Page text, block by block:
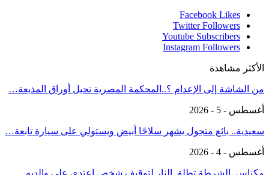
Facebook Likes
Twitter Followers
Youtube Subscribers
Instagram Followers
الأكثر مشاهدة
من الشاشة إلى الإعدام ؟..المحكمة المصرية تحيل أوراق المذيعة…
أغسطس - 5 - 2026
سعيدية.. بائع متجول يشهر سلاحًا أبيض ويستولي على سيارة تابعة…
أغسطس - 4 - 2026
مكناس..الشرطة تطلق النار لتوقيف شخص اعتدى على والديه